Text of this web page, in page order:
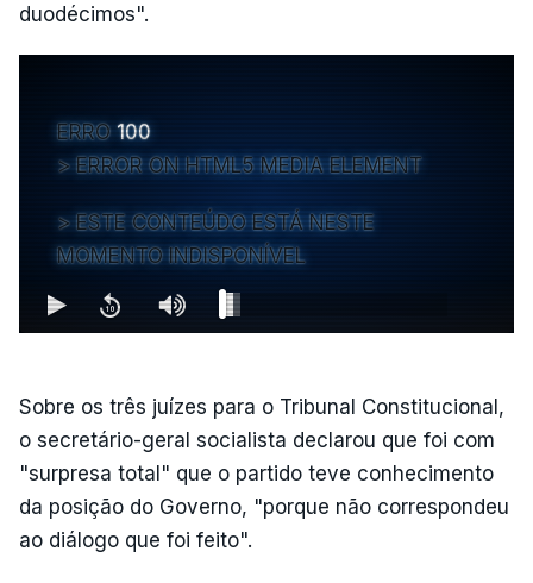
duodécimos".
ERRO 100
ERROR ON HTML5 MEDIA ELEMENT
ESTE CONTEÚDO ESTÁ NESTE
MOMENTO INDISPONÍVEL
Sobre os três juízes para o Tribunal Constitucional,
o secretário-geral socialista declarou que foi com
"surpresa total" que o partido teve conhecimento
da posição do Governo, "porque não correspondeu
ao diálogo que foi feito".